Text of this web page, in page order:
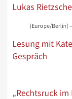
Lukas
(Europe/Berlin)
Lesung mit
Gespräch
„Rechtsruck